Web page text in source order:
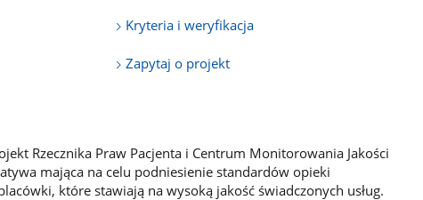
Kryteria i weryfikacja
Zapytaj o projekt
Rzecznika Praw Pacjenta i Centrum Monitorowania Jakości
mająca na celu podniesienie standardów opieki
które stawiają na wysoką jakość świadczonych usług.